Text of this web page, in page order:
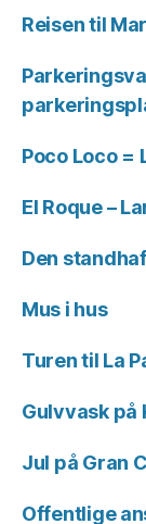
Reisen til
Poco Loco =
El Roque –
Den
Mus i hus
Turen til La
Gulvvask på
Jul på Gran
Offentlige